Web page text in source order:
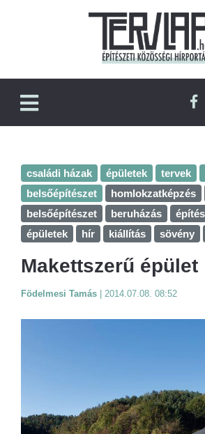
családi házak épületek tervek
belsőépítészet
homlokzatképzés
belsőépítészet
beruházás
épületek
hír kiállítás sövény
Makettszerű épület
Födelmesi Tamás 2014.07.08. 08:52